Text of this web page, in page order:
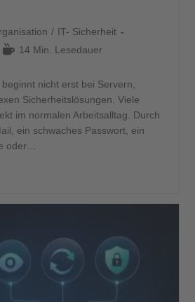
/ IT- Sicherheit
14 Min. Lesedauer
nicht erst bei Servern,
Sicherheitslösungen. Viele
im normalen Arbeitsalltag. Durch
ein schwaches Passwort, ein
oder…